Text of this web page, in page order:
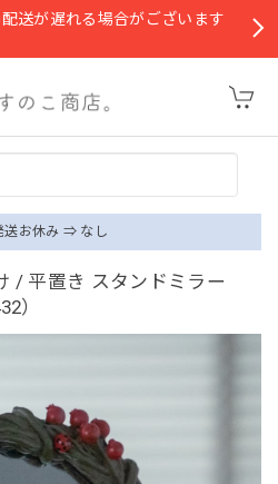
送が遅れる場合がございます
送お休み ⇒ なし
/ 平置き スタンドミラー
）